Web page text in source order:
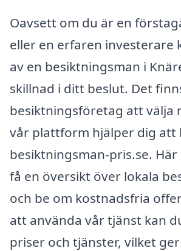
Oavsett om du är en
eller en erfaren investerare
av en besiktningsman i
skillnad i ditt beslut. Det
besiktningsföretag att välja
vår plattform hjälper dig att
besiktningsman-pris.se.
få en översikt över lokala
och be om kostnadsfria
att använda vår tjänst kan
priser och tjänster, vilket